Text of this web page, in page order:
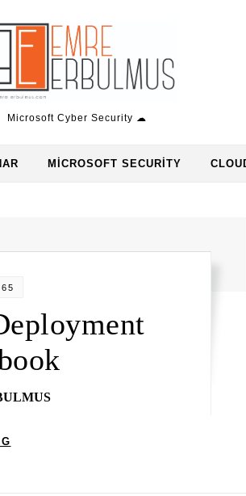
Microsoft Cyber Security ☁
MICROSOFT SECURITY